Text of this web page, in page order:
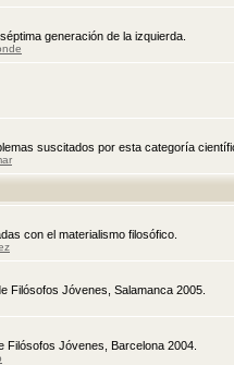
generación de la izquierda.
suscitados por esta categoría
con el materialismo filosófico.
Filósofos Jóvenes, Salamanca 2005.
Filósofos Jóvenes, Barcelona 2004.